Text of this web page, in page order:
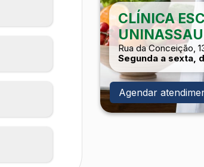
CLÍNICA
UNINASSAU
Rua da Conceição,
Segunda a sexta,
Agendar